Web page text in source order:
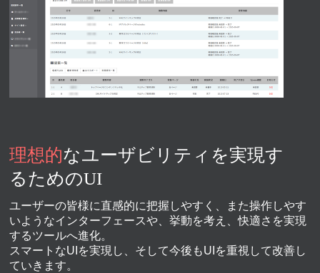
理想的なユーザビリティを実現す
るためのUI
ユーザーの皆様に直感的に把握しやすく、また操作しやす
いようなインターフェースや、挙動を考え、快適さを実現
するツールへ進化。
スマートなUIを実現し、そして今後もUIを重視して改善し
ていきます。